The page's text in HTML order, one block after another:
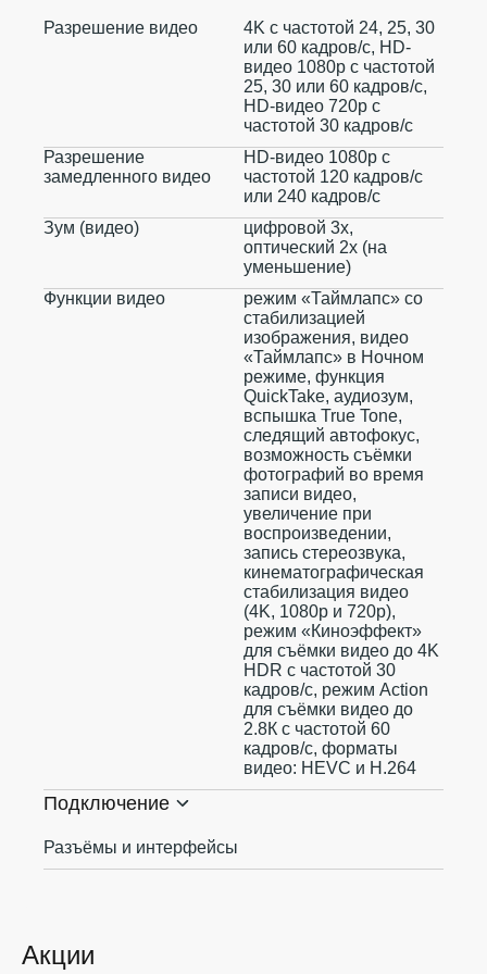
Акции
Разрешение видео
4K с частотой 24, 25, 30
или 60 кадров/ с, HD-
видео 1080p с частотой
25, 30 или 60 кадров/ с,
HD-видео 720p с
частотой 30 кадров/ с
Разрешение
замедленного видео
HD-видео 1080р c
частотой 120 кадров/ с
или 240 кадров/ с
Зум (видео)
цифровой 3х,
оптический 2x (на
уменьшение)
Функции видео
режим «Таймлапс» со
стабилизацией
изображения, видео
«Таймлапс» в Ночном
режиме, функция
QuickTake, аудиозум,
вспышка True Tone,
следящий автофокус,
возможность съёмки
фотографий во время
записи видео,
увеличение при
воспроизведении,
запись стереозвука,
кинематографическая
стабилизация видео
(4K, 1080p и 720p),
режим «Киноэффект»
для съёмки видео до 4K
HDR с частотой 30
кадров/с, режим Action
для съёмки видео до
2.8К с частотой 60
кадров/с, форматы
видео: HEVC и H.264
Подключение
Разъёмы и интерфейсы